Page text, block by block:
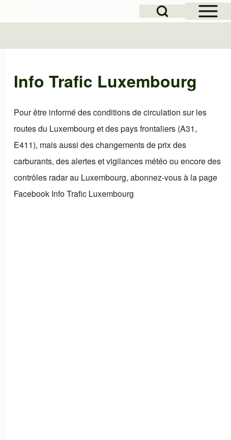
Open Sidebar
Open Search Block
Info Trafic Luxembourg
Pour être informé des conditions de circulation sur les
routes du Luxembourg et des pays frontaliers (A31,
E411), mais aussi des changements de prix des
carburants, des alertes et vigilances météo ou encore des
contrôles radar au Luxembourg, abonnez-vous à la page
Facebook Info Trafic Luxembourg